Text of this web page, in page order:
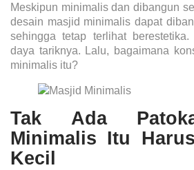
Meskipun minimalis dan dibangun
desain masjid minimalis dapat
sehingga tetap terlihat
daya tariknya. Lalu, bagaimana
minimalis itu?
Tak Ada
Minimalis Itu
Kecil